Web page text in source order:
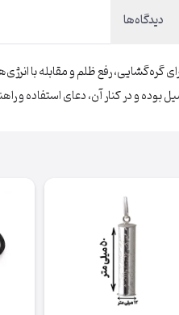
دیدگاه‌ها
گره‌گشایی، رفع ظلم و مقابله
و در کنار آن، دعای استفاده